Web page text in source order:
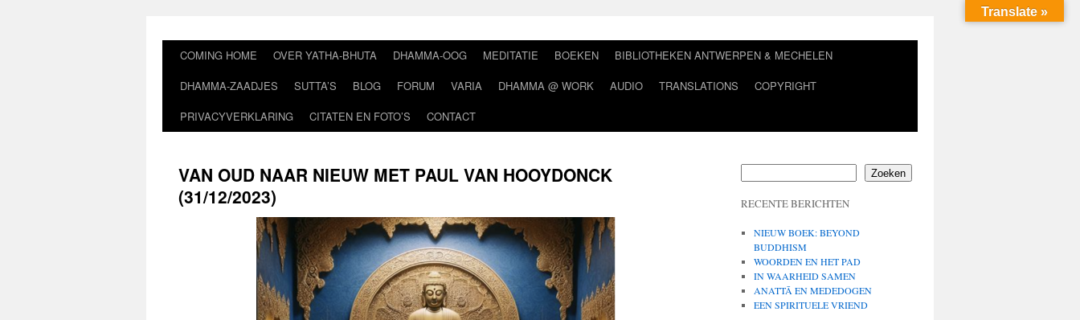
COMING HOME OVER YATHA-BHUTA DHAMMA-OOG MEDITATIE BOEKEN
BIBLIOTHEKEN ANTWERPEN & MECHELEN
DHAMMA-ZAADJES
SUTTA’S BLOG FORUM VARIA DHAMMA @ WORK AUDIO TRANSLATIONS
COPYRIGHT
PRIVACYVERKLARING
CITATEN EN FOTO’S CONTACT
VAN OUD NAAR NIEUW MET PAUL VAN HOOYDONCK
(31/12/2023)
Zoeken
RECENTE BERICHTEN
NIEUW BOEK: BEYOND
BUDDHISM
WOORDEN EN HET PAD
IN WAARHEID SAMEN
ANATTĀ EN MEDEDOGEN
EEN SPIRITUELE VRIEND
Translate »